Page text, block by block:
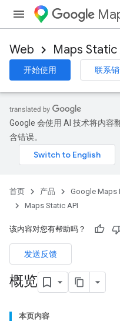
Web Maps Static
开始使用 联系
Google 会使用 AI 技术将内容
含错误。
首页 产品 Google Maps
Maps Static API
该内容对您有帮助吗？
发送反馈
概览
本页内容